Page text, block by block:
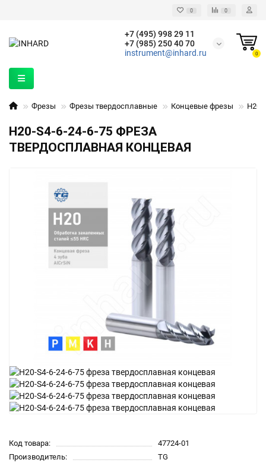
0 0
+7 (495) 998 29 11
+7 (985) 250 40 70
instrument@inhard.ru
0
Фрезы Фрезы твердосплавные Концевые фрезы H20-
H20-S4-6-24-6-75 ФРЕЗА
ТВЕРДОСПЛАВНАЯ КОНЦЕВАЯ
Код товара:
47724-01
Производитель:
TG